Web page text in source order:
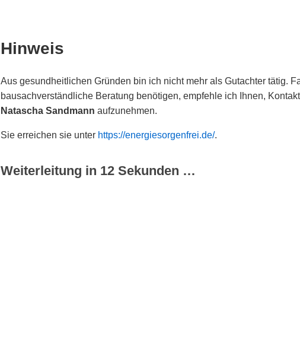
Hinweis
Aus gesundheitlichen Gründen bin ich nicht mehr als Gutachter tätig.
bausachverständliche Beratung benötigen, empfehle ich Ihnen,
Natascha Sandmann aufzunehmen.
Sie erreichen sie unter https://energiesorgenfrei.de/.
Weiterleitung in 12 Sekunden …